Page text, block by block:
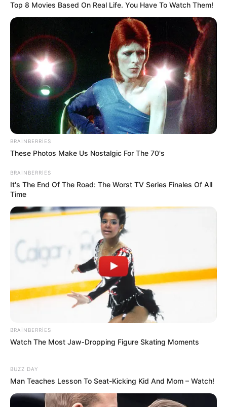
Bakı hava yağış külək
Bizi Facebook-da
izləyin
Bizi Twitter-da
izləyin
Bizə yazın: (+99450) 247 90 86
ƏLAQƏLI MÖVZULAR
07 Avqust 2026, 00:28
07 Avqust 2026, 00:12
7 avqustda bizi nələr gözləyir? —ULDUZ
FALI
07 Avqust 2026, 00:02
Sabah bu yerlərə leysan yağacaq -
PROQNOZU
06 Avqust 2026, 23:54
Digər xəbərlər
Top 8 Movies Based On Real Life. You Have To Watch Them!
BRAINBERRIES
These Photos Make Us Nostalgic For The 70's
BRAINBERRIES
It's The End Of The Road: The Worst TV Series Finales Of All
Time
BRAINBERRIES
Watch The Most Jaw‑Dropping Figure Skating Moments
BUZZ DAY
Man Teaches Lesson To Seat-Kicking Kid And Mom – Watch!